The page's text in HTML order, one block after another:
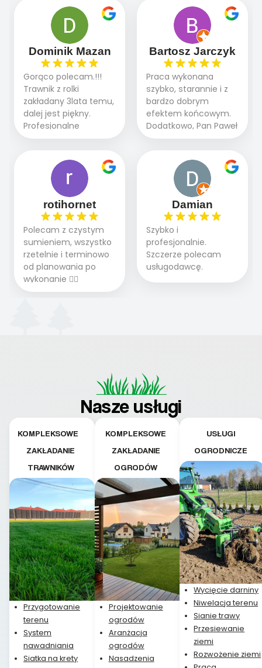
panowie wiedzą co
robią. Wszystko poszło
sprawnie i szybko.
Doradztwo w
pielęgnacji trawnika
teraz i na późniejszym
etapie jest dużym
plusem. Teraz razem
z dzieckiem i małym
pieskiem cieszymy się
pięknym trawnikiem :)
A trawa robi efekt
oczekiwaniami. Prace
przebiegały sprawnie
dzięki temu,że firma
działa kompleksowo :
ogrodnictwo,nawodnienie,
brukarstwo.Efekt
końcowy przerósł
nasze oczekiwania.
Polecamy tę firmę
wszystkim , którzy
marzą o pięknym
Dominik Mazan
Gorąco polecam.!!!
Trawnik z rolki
zakładany 3lata temu,
dalej jest piękny.
Profesjonalne
podejście do pracy,
2 zlecenia na rolkę.
Polecam.
Bartosz Jarczyk
Praca wykonana
szybko, starannie i z
bardzo dobrym
efektem końcowym.
Dodatkowo, Pan Paweł
chętnie udziela porad
rotihornet
Polecam z czystym
sumieniem, wszystko
rzetelnie i terminowo
od planowania po
wykonanie 👍🏻
Damian
Szybko i
profesjonalnie.
Szczerze polecam
usługodawcę.
Nasze usługi
KOMPLEKSOWE
ZAKŁADANIE
TRAWNIKÓW
Przygotowanie
terenu
System
nawadniania
Siatka na krety
KOMPLEKSOWE
ZAKŁADANIE
OGRODÓW
Projektowanie
ogrodów
Aranżacja
ogrodów
Nasadzenia
USŁUGI
OGRODNICZE
Wycięcie darniny
Niwelacja terenu
Sianie trawy
Przesiewanie
ziemi
Rozwożenie ziemi